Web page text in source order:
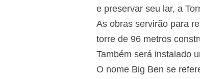
e preservar seu lar, a
As obras servirão para
torre de 96 metros
Também será instalado
O nome Big Ben se